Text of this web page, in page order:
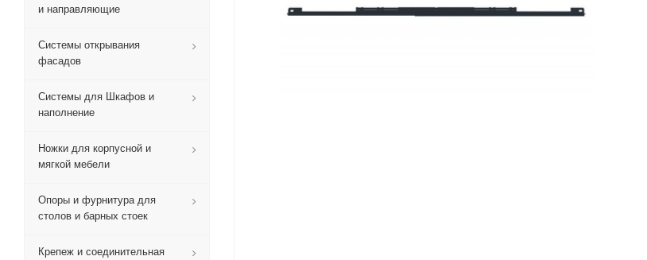
и направляющие
Системы открывания
фасадов
Системы для Шкафов и
наполнение
Ножки для корпусной и
мягкой мебели
Опоры и фурнитура для
столов и барных стоек
Крепеж и соединительная